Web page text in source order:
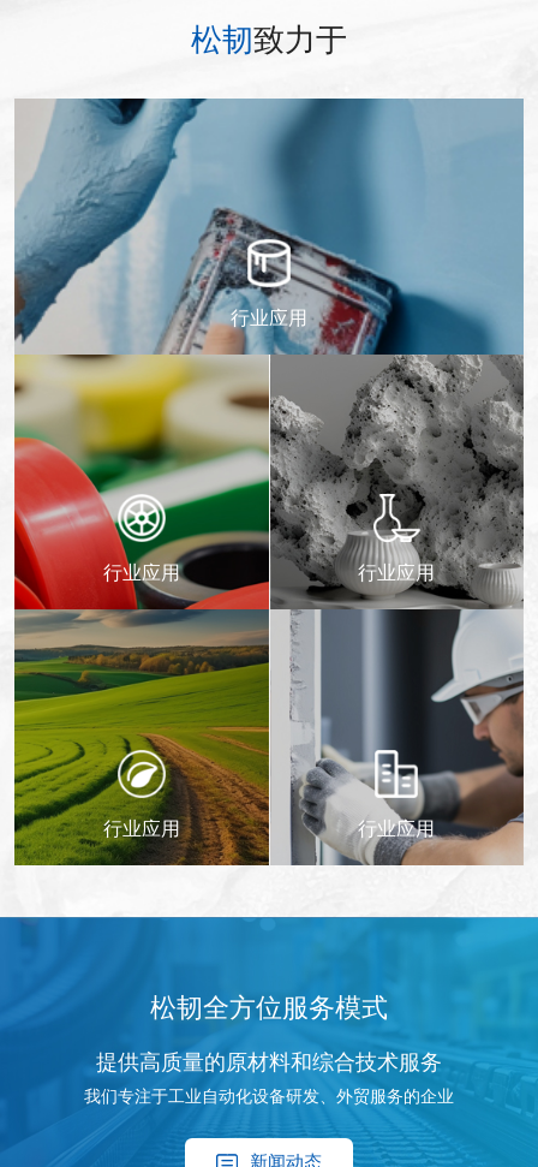
松韧致力于
行业应用
行业应用 行业应用
行业应用 行业应用
松韧全方位服务模式
提供高质量的原材料和综合技术服务
我们专注于工业自动化设备研发、外贸服务的企业
新闻动态